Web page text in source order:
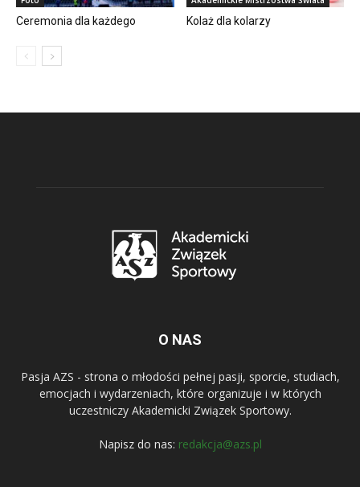
Ceremonia dla każdego Kolaż dla kolarzy
O NAS
Pasja AZS - strona o młodości pełnej pasji, sporcie, studiach,
emocjach i wydarzeniach, które organizuje i w których
uczestniczy Akademicki Związek Sportowy.
Napisz do nas: redakcja@azs.pl